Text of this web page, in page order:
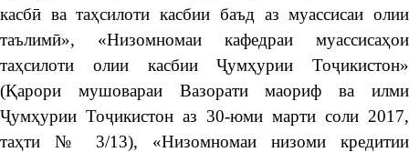
касбӣ ва таҳсилоти касбии баъд аз муассисаи олии
таълимӣ», «Низомномаи кафедраи муассисаҳои
таҳсилоти олии касбии Ҷумҳурии Тоҷикистон»
(Қарори мушовараи Вазорати маориф ва илми
Ҷумҳурии Тоҷикистон аз 30-юми марти соли 2017,
таҳти № 3/13), «Низомномаи низоми кредитии